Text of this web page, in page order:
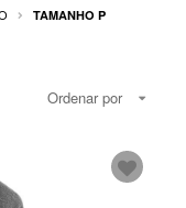
TAMANHO P
Ordenar por